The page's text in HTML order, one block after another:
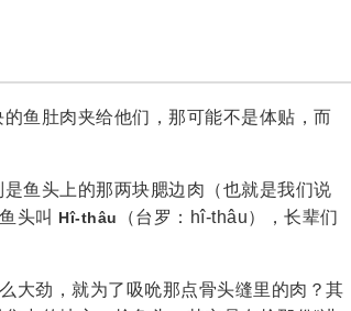
鱼肚肉夹给他们，那可能不是体贴，而
鱼头上的那两块腮边肉（也就是我们说
头叫 Hî-thâu
（台罗：hî-thâu），长辈们
大劲，就为了吸吮那点骨头缝里的肉？其